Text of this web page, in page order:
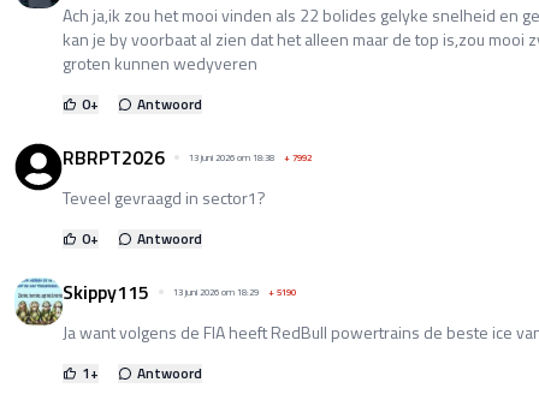
Ach ja,ik zou het mooi vinden als 22 bolides gelyke snelheid en
kan je by voorbaat al zien dat het alleen maar de top is,zou mooi
groten kunnen wedyveren
0+ Antwoord
RBRPT2026 13 juni 2026 om 18:38 +7992
Teveel gevraagd in sector1?
0+ Antwoord
Skippy115 13 juni 2026 om 18:29 +5190
Ja want volgens de FIA heeft RedBull powertrains de beste ice
1+ Antwoord